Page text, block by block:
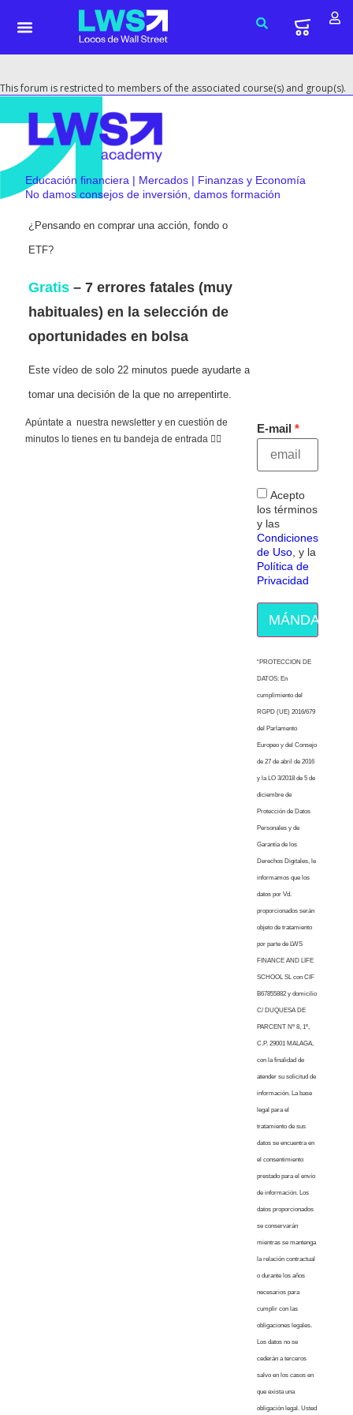
This forum is restricted to members of the associated course(s) and group(s).
Educación financiera | Mercados | Finanzas y Economía
No damos consejos de inversión, damos formación
¿Pensando en comprar una acción, fondo o
ETF?
Gratis – 7 errores fatales (muy
habituales) en la selección de
oportunidades en bolsa
Este vídeo de solo 22 minutos puede ayudarte a
tomar una decisión de la que no arrepentirte.
Apúntate a nuestra newsletter y en cuestión de
minutos lo tienes en tu bandeja de entrada 👇🏻
E-mail
Acepto
los términos
y las
Condiciones
de Uso, y la
Política de
Privacidad
MÁNDAME
“PROTECCION DE
DATOS: En
cumplimiento del
RGPD (UE) 2016/679
del Parlamento
Europeo y del Consejo
de 27 de abril de 2016
y la LO 3/2018 de 5 de
diciembre de
Protección de Datos
Personales y de
Garantía de los
Derechos Digitales, le
informamos que los
datos por Vd.
proporcionados serán
objeto de tratamiento
por parte de LWS
FINANCE AND LIFE
SCHOOL SL con CIF
B67855882 y domicilio
C/ DUQUESA DE
PARCENT Nº 8, 1º,
C.P. 29001 MALAGA,
con la finalidad de
atender su solicitud de
información. La base
legal para el
tratamiento de sus
datos se encuentra en
el consentimiento
prestado para el envío
de información. Los
datos proporcionados
se conservarán
mientras se mantenga
la relación contractual
o durante los años
necesarios para
cumplir con las
obligaciones legales.
Los datos no se
cederán a terceros
salvo en los casos en
que exista una
obligación legal. Usted